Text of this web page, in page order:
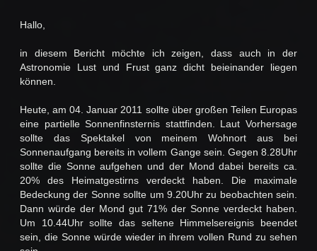
Hallo,
in diesem Bericht möchte ich zeigen, dass auch in der
Astronomie Lust und Frust ganz dicht beieinander liegen
können.
Heute, am 04. Januar 2011 sollte über großen Teilen Europas
eine partielle Sonnenfinsternis stattfinden. Laut Vorhersage
sollte das Spektakel von meinem Wohnort aus bei
Sonnenaufgang bereits in vollem Gange sein. Gegen 8.28Uhr
sollte die Sonne aufgehen und der Mond dabei bereits ca.
20% des Heimatgestirns verdeckt haben. Die maximale
Bedeckung der Sonne sollte um 9.20Uhr zu beobachten sein.
Dann würde der Mond gut 71% der Sonne verdeckt haben.
Um 10.44Uhr sollte das seltene Himmelsereignis beendet
sein, die Sonne würde wieder in ihrem vollen Rund zu sehen